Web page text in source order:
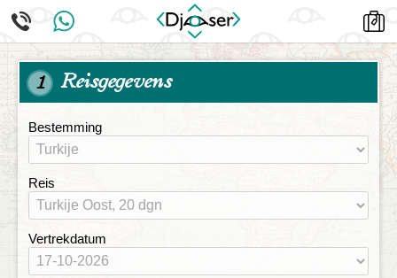
1 Reisgegevens
Bestemming
Reis
Vertrekdatum